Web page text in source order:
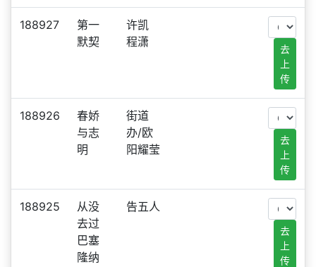
188927
第一
默契
许凯
程潇
去
上
传
188926
春娇
与志
明
街道
办/欧
阳耀莹
去
上
传
188925
从没
去过
巴塞
隆纳
告五人
去
上
传